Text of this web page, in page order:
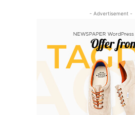
- Advertisement -